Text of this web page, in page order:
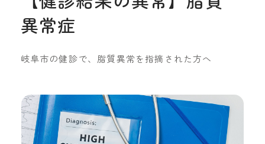
異常症
岐阜市の健診で、脂質異常を指摘された方へ